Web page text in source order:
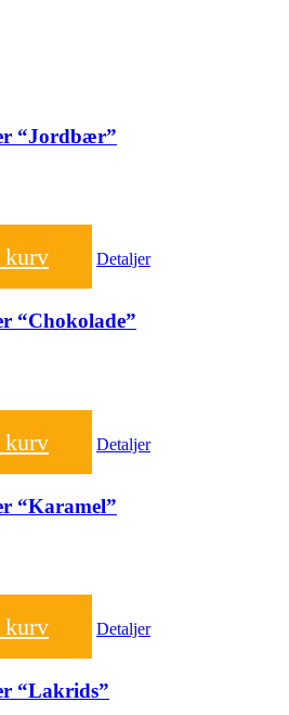
“Jordbær”
Detaljer
“Chokolade”
Detaljer
“Karamel”
Detaljer
“Lakrids”